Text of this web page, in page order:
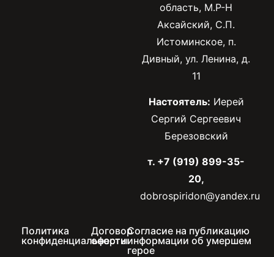
область, М.Р-Н
Аксайский, С.П.
Истоминское, п.
Дивный, ул. Ленина, д.
11
Настоятель: Иерей
Сергий Сергеевич
Березовский
т. +7 (919) 899-35-
20,
dobrospiridon@yandex.ru
Политика
конфиденциальности
Договор
оферты
Согласие на публикацию
информации об умершем
герое